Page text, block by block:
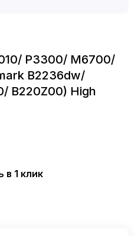
P3300/ M6700/
B2236dw/
B220Z00) High
в 1 клик